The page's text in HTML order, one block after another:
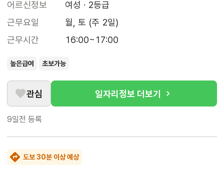
어르신정보
여성 · 2등급
근무요일
월, 토 (주 2일)
근무시간
16:00~17:00
높은급여 초보가능
관심 일자리정보 더보기
9일전 등록
도보 30분 이상 예상